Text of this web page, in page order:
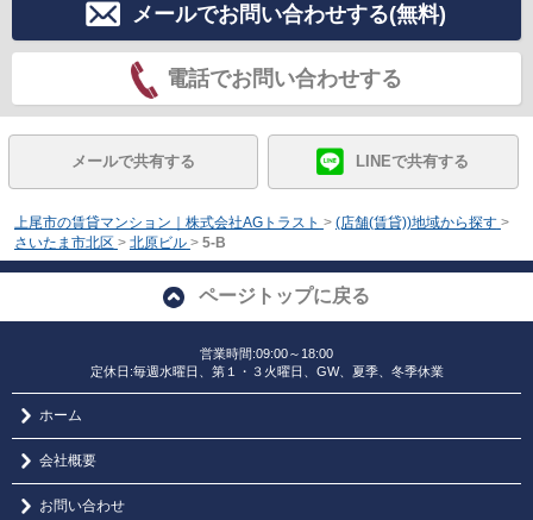
メールでお問い合わせする(無料)
電話でお問い合わせする
メールで共有する LINEで共有する
上尾市の賃貸マンション｜株式会社AGトラスト > (店舗(賃貸))地域から探す >
さいたま市北区 > 北原ビル > 5-B
ページトップに戻る
営業時間:09:00～18:00
定休日:毎週水曜日、第１・３火曜日、GW、夏季、冬季休業
ホーム
会社概要
お問い合わせ